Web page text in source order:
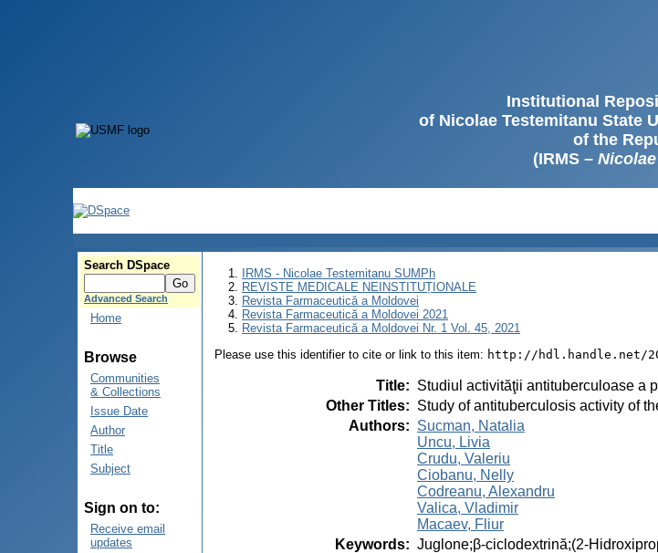
Institutional
of Nicolae Testemitanu State
of the
(IRMS –
Search DSpace
Advanced Search
Home
Browse
Communities
& Collections
Issue Date
Author
Title
Subject
Sign on to:
Receive email
updates
IRMS - Nicolae Testemitanu SUMPh
REVISTE MEDICALE NEINSTITUȚIONALE
Revista Farmaceutică a Moldovei
Revista Farmaceutică a Moldovei 2021
Revista Farmaceutică a Moldovei Nr. 1 Vol. 45, 2021
Please use this identifier to cite or link to this item: http://hdl.handle.net/
Title: Studiul activităţii antituberculoase a
Other Titles: Study of antituberculosis activity of
Authors: Sucman, Natalia
Uncu, Livia
Crudu, Valeriu
Ciobanu, Nelly
Codreanu, Alexandru
Valica, Vladimir
Macaev, Fliur
Keywords: Juglone;β-ciclodextrină;(2-